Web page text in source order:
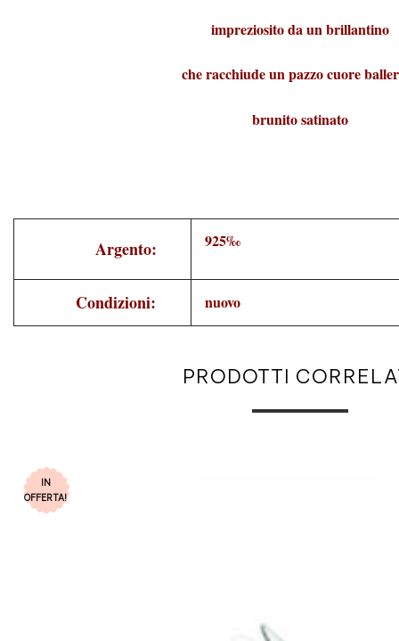
impreziosito da un brillantino
che racchiude un pazzo cuore
brunito satinato
Argento: 925‰
Condizioni: nuovo
PRODOTTI
IN
OFFERTA!